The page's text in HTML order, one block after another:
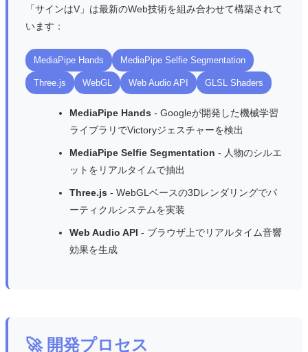
「サインはV」は最新のWeb技術を組み合わせて構築されて
います：
MediaPipe Hands MediaPipe Selfie Segmentation
Three.js WebGL Web Audio API GLSL Shaders
MediaPipe Hands - Googleが開発した機械学習
ライブラリでVictoryジェスチャーを検出
MediaPipe Selfie Segmentation - 人物のシルエ
ットをリアルタイムで抽出
Three.js - WebGLベースの3Dレンダリングでパ
ーティクルシステムを実装
Web Audio API - ブラウザ上でリアルタイム音響
効果を生成
🚀 開発プロセス